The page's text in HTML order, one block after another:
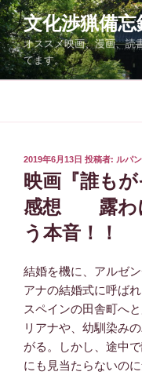
コ
ン
テ
ン
ツ
ス
文化渉猟備忘
オススメ映画、漫画、読
てます。
投
稿
日:
2019年6月13日 投稿者: ルパ
映画『誰も
感想 露わ
う本音！！
結婚を機に、アルゼ
アナの結婚式に呼ば
スペインの田舎町へ
リアナや、幼馴染み
がる。しかし、途中
にも見当たらないのに